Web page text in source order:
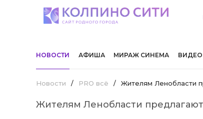
НОВОСТИ АФИША МИРАЖ СИНЕМА ВИДЕО
Новости / PRO всё / Жителям Ленобласти
Жителям Ленобласти